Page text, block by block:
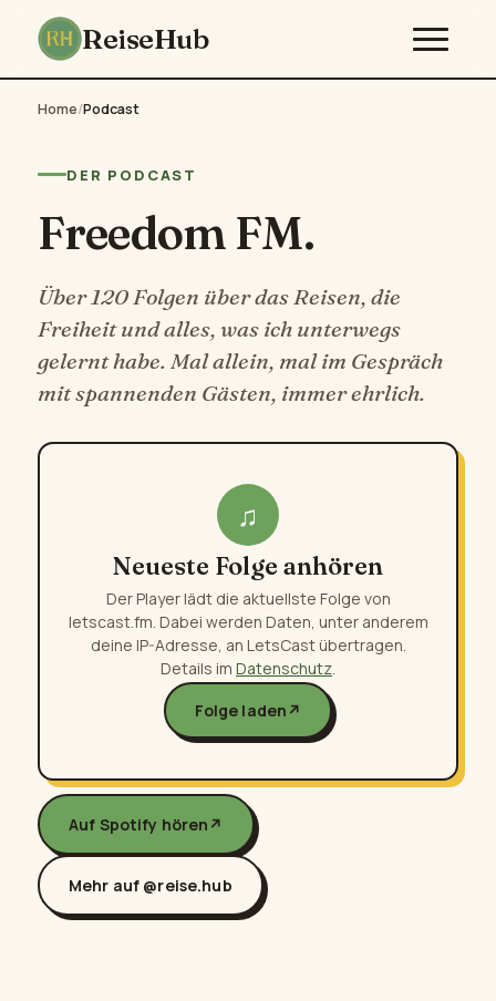
ReiseHub
Home/Podcast
DER PODCAST
Freedom FM.
Über 120 Folgen über das Reisen, die
Freiheit und alles, was ich unterwegs
gelernt habe. Mal allein, mal im Gespräch
mit spannenden Gästen, immer ehrlich.
♫
Neueste Folge anhören
Der Player lädt die aktuellste Folge von
letscast.fm. Dabei werden Daten, unter anderem
deine IP-Adresse, an LetsCast übertragen.
Details im Datenschutz
Folge laden ↗
Auf Spotify hören ↗
Mehr auf @reise.hub